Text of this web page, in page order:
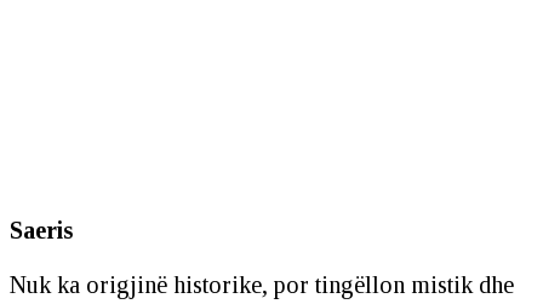
Saeris
Nuk ka origjinë historike, por tingëllon mistik dhe